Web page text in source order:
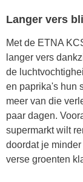
Langer vers
Met de ETNA
langer vers
de
en paprika's hun
meer van die
paar dagen.
supermarkt wilt
doordat je
verse groenten